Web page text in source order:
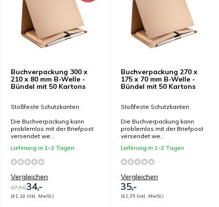
Buchverpackung 300 x
210 x 80 mm B-Welle -
Bündel mit 50 Kartons
Stoßfeste Schutzkanten
Die Buchverpackung kann
problemlos mit der Briefpost
versendet we...
Lieferung in 1–2 Tagen
Vergleichen
37,5034,-
(41,14 Inkl. MwSt.)
Buchverpackung 270 x
175 x 70 mm B-Welle -
Bündel mit 50 Kartons
Stoßfeste Schutzkanten
Die Buchverpackung kann
problemlos mit der Briefpost
versendet we...
Lieferung in 1–2 Tagen
Vergleichen
35,-
(42,35 Inkl. MwSt.)